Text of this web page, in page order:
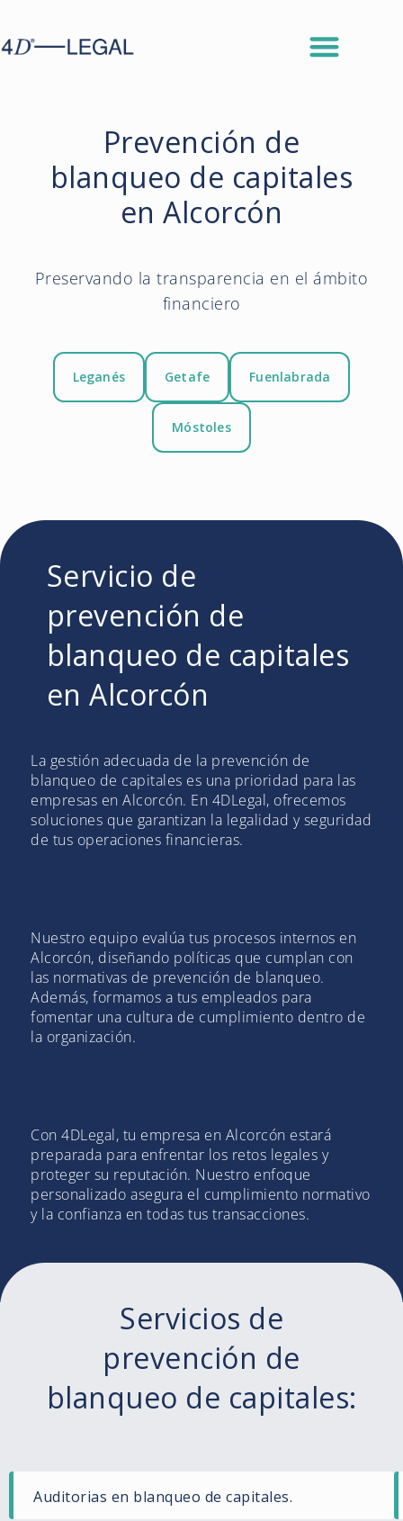
Prevención de
blanqueo de capitales
en Alcorcón
Preservando la transparencia en el ámbito
financiero
Leganés Getafe Fuenlabrada
Móstoles
Servicio de
prevención de
blanqueo de capitales
en Alcorcón
La gestión adecuada de la prevención de
blanqueo de capitales es una prioridad para las
empresas en Alcorcón. En 4DLegal, ofrecemos
soluciones que garantizan la legalidad y seguridad
de tus operaciones financieras.
Nuestro equipo evalúa tus procesos internos en
Alcorcón, diseñando políticas que cumplan con
las normativas de prevención de blanqueo.
Además, formamos a tus empleados para
fomentar una cultura de cumplimiento dentro de
la organización.
Con 4DLegal, tu empresa en Alcorcón estará
preparada para enfrentar los retos legales y
proteger su reputación. Nuestro enfoque
personalizado asegura el cumplimiento normativo
y la confianza en todas tus transacciones.
Servicios de
prevención de
blanqueo de capitales:
Auditorias en blanqueo de capitales.